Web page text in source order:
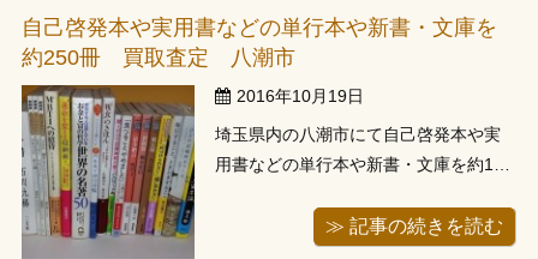
当店事務所から近く、15分程で到着し
ました。 本を拝見しますとここ数年
で...
自己啓発本や実用書などの単行本や新書・文庫を
約250冊 買取査定 八潮市
2016年10月19日
埼玉県内の八潮市にて自己啓発本や実
用書などの単行本や新書・文庫を約150
話頂き、夜の買取ご希望でした。 お約
≫ 記事の続きを読む